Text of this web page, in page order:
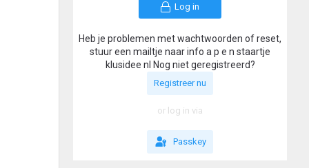
Log in
Heb je problemen met wachtwoorden of reset,
stuur een mailtje naar info a p e n staartje
klusidee nl Nog niet geregistreerd?
Registreer nu
or log in via
Passkey